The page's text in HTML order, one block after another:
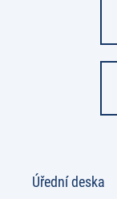
Úřední deska